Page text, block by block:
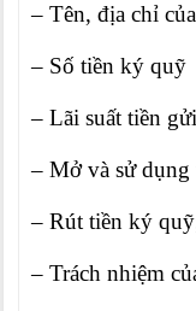
– Tên, địa chỉ
– Số tiền ký quỹ
– Lãi suất tiền
– Mở và sử
– Rút tiền ký
– Trách nhiệm